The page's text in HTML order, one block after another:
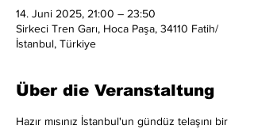
14. Juni 2025, 21:00 – 23:50
Sirkeci Tren Garı, Hoca Paşa, 34110 Fatih/
İstanbul, Türkiye
Über die Veranstaltung
Hazır mısınız İstanbul'un gündüz telaşını bir